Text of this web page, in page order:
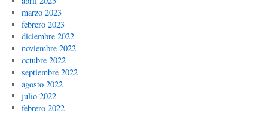
marzo 2023
febrero 2023
diciembre 2022
noviembre 2022
octubre 2022
septiembre 2022
agosto 2022
julio 2022
febrero 2022